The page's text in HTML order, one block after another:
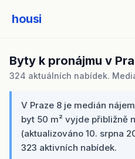
housi
Byty k pronájmu v
324 aktuálních nabídek.
V Praze 8 je medián
byt 50 m² vyjde přibližně
(aktualizováno 10. srpna
323 aktivních nabídek.